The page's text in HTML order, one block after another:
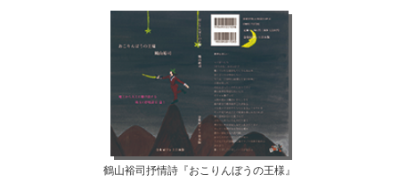
鶴山裕司抒情詩『おこりんぼうの王様』